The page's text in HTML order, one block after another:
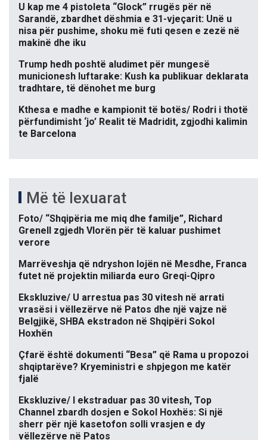
U kap me 4 pistoleta “Glock” rrugës për në
Sarandë, zbardhet dëshmia e 31-vjeçarit: Unë u
nisa për pushime, shoku më futi qesen e zezë në
makinë dhe iku
Trump hedh poshtë aludimet për mungesë
municionesh luftarake: Kush ka publikuar deklarata
tradhtare, të dënohet me burg
Kthesa e madhe e kampionit të botës/ Rodri i thotë
përfundimisht ‘jo’ Realit të Madridit, zgjodhi kalimin
te Barcelona
Më të lexuarat
Foto/ “Shqipëria me miq dhe familje”, Richard
Grenell zgjedh Vlorën për të kaluar pushimet
verore
Marrëveshja që ndryshon lojën në Mesdhe, Franca
futet në projektin miliarda euro Greqi-Qipro
Ekskluzive/ U arrestua pas 30 vitesh në arrati
vrasësi i vëllezërve në Patos dhe një vajze në
Belgjikë, SHBA ekstradon në Shqipëri Sokol
Hoxhën
Çfarë është dokumenti “Besa” që Rama u propozoi
shqiptarëve? Kryeministri e shpjegon me katër
fjalë
Ekskluzive/ I ekstraduar pas 30 vitesh, Top
Channel zbardh dosjen e Sokol Hoxhës: Si një
sherr për një kasetofon solli vrasjen e dy
vëllezërve në Patos